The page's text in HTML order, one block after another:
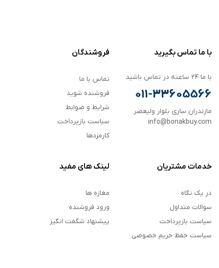
با ما تماس بگیرید
با ما ۲۴ ساعته در تماس باشید
011-33605566
مازندران ساری بلوار ولیعصر
info@bonakbuy.com
فروشندگان
تماس با ما
فروشنده شوید
شرایط و ضوابط
سیاست بازپرداخت
کارمزدها
خدمات مشتریان
در یک نگاه
سوالات متداول
سیاست بازپرداخت
سیاست حفظ حریم خصوصی
لینک های مفید
مغازه ها
ورود فروشنده
پیشنهاد شگفت انگیز